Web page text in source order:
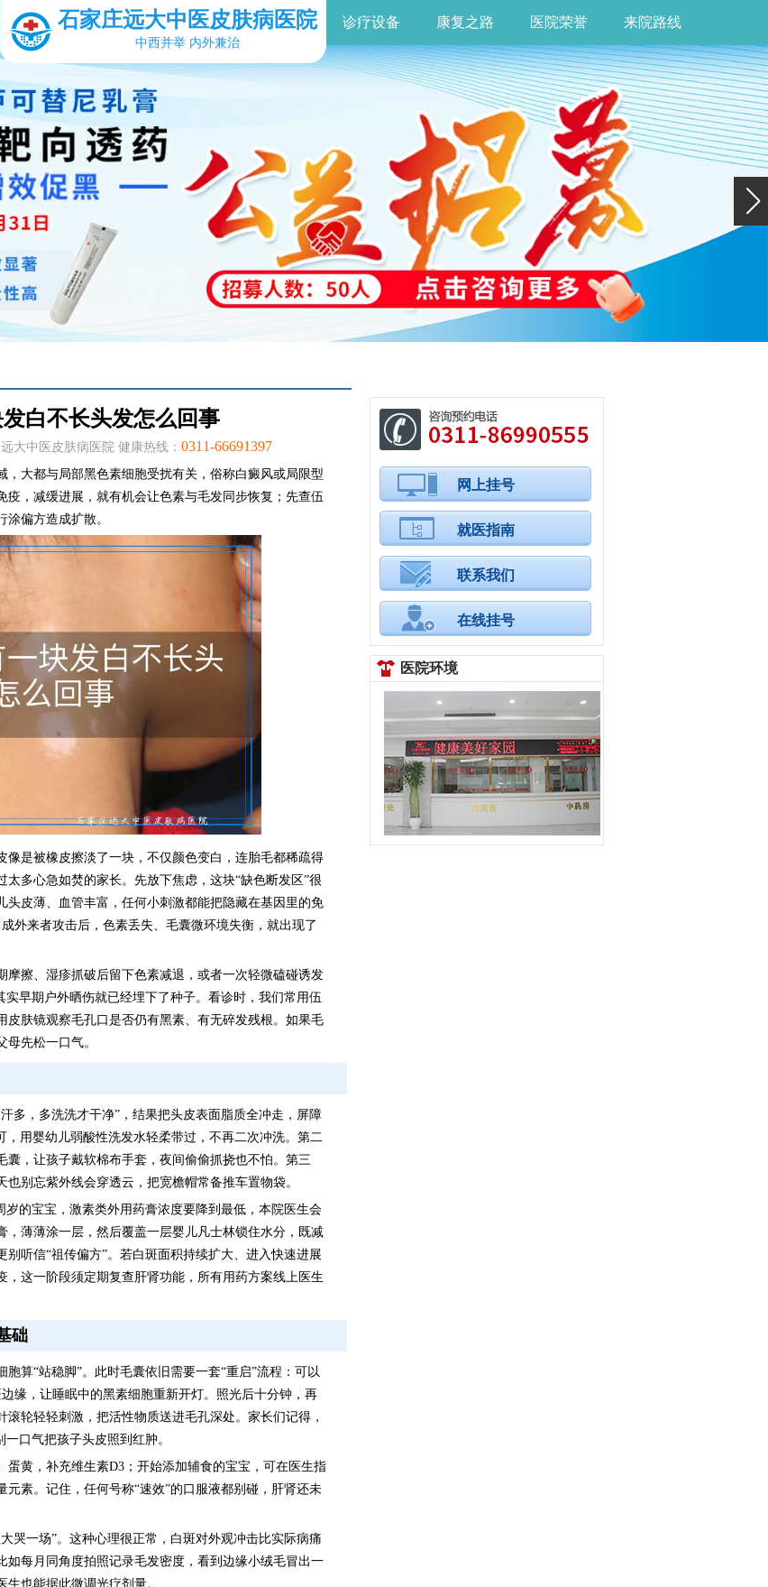
石家庄远大中医皮肤病医院
中西并举 内外兼治
诊疗设备 康复之路 医院荣誉 来院路线
白不长头发怎么回事
大中医皮肤病医院 健康热线： 0311-66691397
大都与局部黑色素细胞受扰有关，俗称白癜风或局限型
，减缓进展，就有机会让色素与毛发同步恢复；先查伍
偏方造成扩散。
是被橡皮擦淡了一块，不仅颜色变白，连胎毛都稀疏得
多心急如焚的家长。先放下焦虑，这块“缺色断发区”很
皮薄、血管丰富，任何小刺激都能把隐藏在基因里的免
外来者攻击后，色素丢失、毛囊微环境失衡，就出现了
擦、湿疹抓破后留下色素减退，或者一次轻微磕碰诱发
早期户外晒伤就已经埋下了种子。看诊时，我们常用伍
肤镜观察毛孔口是否仍有黑素、有无碎发残根。如果毛
先松一口气。
多，多洗洗才干净”，结果把头皮表面脂质全冲走，屏障
用婴幼儿弱酸性洗发水轻柔带过，不再二次冲洗。第二
，让孩子戴软棉布手套，夜间偷偷抓挠也不怕。第三
别忘紫外线会穿透云，把宽檐帽常备推车置物袋。
的宝宝，激素类外用药膏浓度要降到最低，本院医生会
薄薄涂一层，然后覆盖一层婴儿凡士林锁住水分，既减
听信“祖传偏方”。若白斑面积持续扩大、进入快速进展
这一阶段须定期复查肝肾功能，所有用药方案线上医生
础
算“站稳脚”。此时毛囊依旧需要一套“重启”流程：可以
缘，让睡眠中的黑素细胞重新开灯。照光后十分钟，再
轮轻轻刺激，把活性物质送进毛孔深处。家长们记得，
口气把孩子头皮照到红肿。
黄，补充维生素D3；开始添加辅食的宝宝，可在医生指
素。记住，任何号称“速效”的口服液都别碰，肝肾还未
哭一场”。这种心理很正常，白斑对外观冲击比实际病痛
如每月同角度拍照记录毛发密度，看到边缘小绒毛冒出一
也能据此微调光疗剂量。
网上挂号
就医指南
联系我们
在线挂号
医院环境